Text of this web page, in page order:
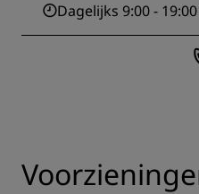
Dagelijks 9:00 - 19:00